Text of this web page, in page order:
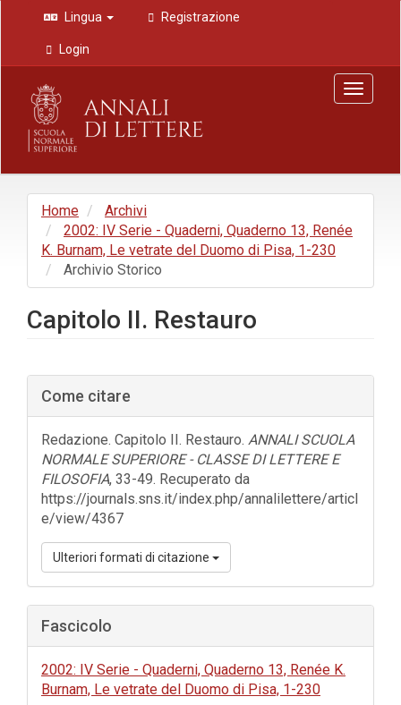
Navigazione
principale
Contenuto
principale
Barra
laterale
Lingua Registrazione
Login
Toggle
Home
Archivi
2002: IV Serie - Quaderni, Quaderno 13, Renée
K. Burnam, Le vetrate del Duomo di Pisa, 1-230
Archivio Storico
Capitolo II. Restauro
Barra
laterale
dell'articolo
Come citare
Redazione. Capitolo II. Restauro. ANNALI SCUOLA
NORMALE SUPERIORE - CLASSE DI LETTERE E
FILOSOFIA, 33-49. Recuperato da
https://journals.sns.it/index.php/annalilettere/articl
e/view/4367
Ulteriori formati di citazione
Fascicolo
2002: IV Serie - Quaderni, Quaderno 13, Renée K.
Burnam, Le vetrate del Duomo di Pisa, 1-230